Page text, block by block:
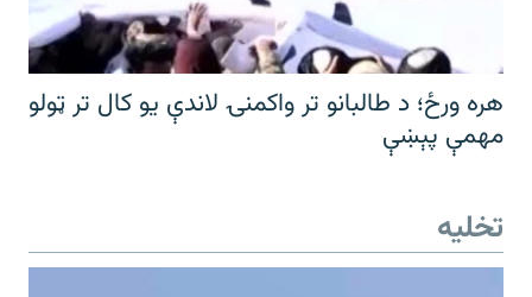
هره ورځ؛ د طالبانو تر واکمنۍ لاندې یو کال تر ټولو
مهمې پېښې
تخلیه